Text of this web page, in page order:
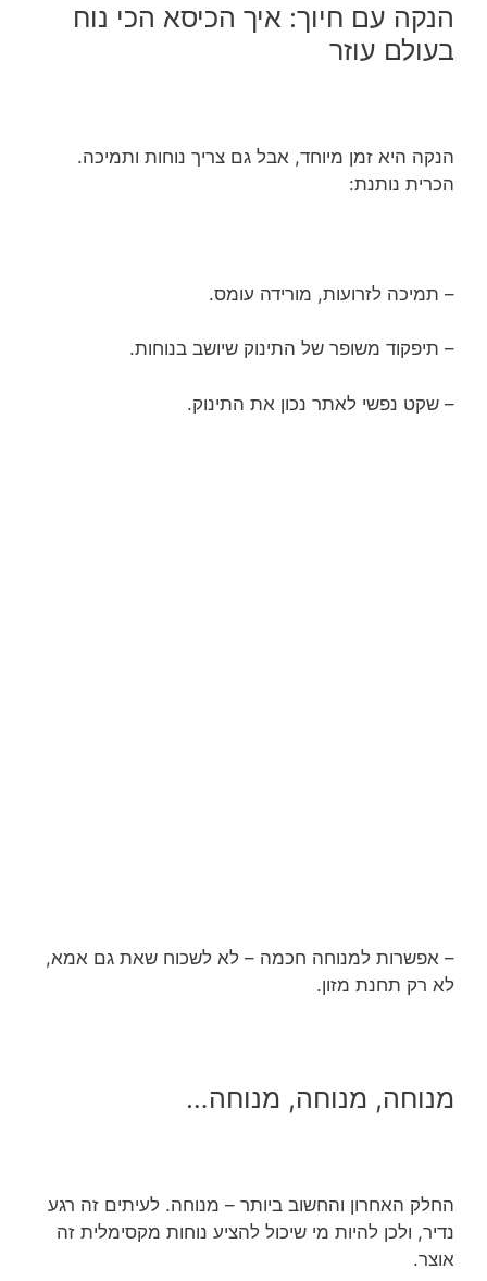
הנקה עם חיוך: איך הכיסא הכי נוח
בעולם עוזר
הנקה היא זמן מיוחד, אבל גם צריך נוחות ותמיכה.
הכרית נותנת:
– תמיכה לזרועות, מורידה עומס.
– תיפקוד משופר של התינוק שיושב בנוחות.
– שקט נפשי לאתר נכון את התינוק.
– אפשרות למנוחה חכמה – לא לשכוח שאת גם אמא,
לא רק תחנת מזון.
מנוחה, מנוחה, מנוחה…
החלק האחרון והחשוב ביותר – מנוחה. לעיתים זה רגע
נדיר, ולכן להיות מי שיכול להציע נוחות מקסימלית זה
אוצר.